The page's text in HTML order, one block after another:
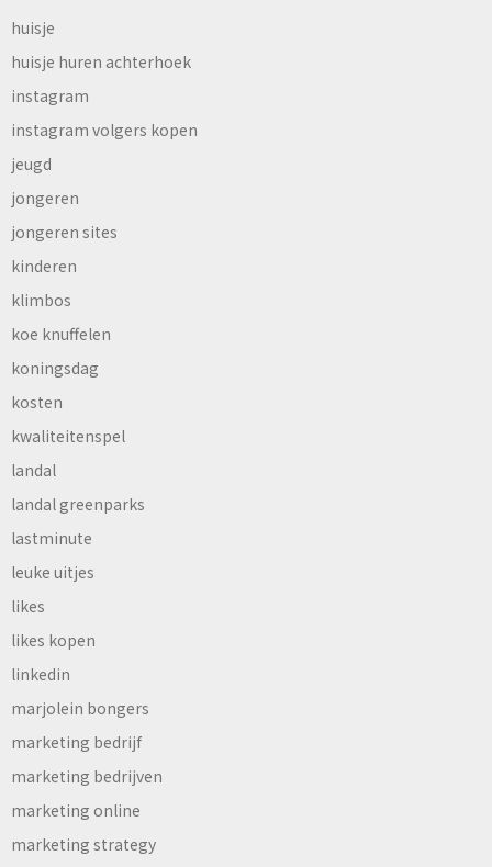
huisje
huisje huren achterhoek
instagram
instagram volgers kopen
jeugd
jongeren
jongeren sites
kinderen
klimbos
koe knuffelen
koningsdag
kosten
kwaliteitenspel
landal
landal greenparks
lastminute
leuke uitjes
likes
likes kopen
linkedin
marjolein bongers
marketing bedrijf
marketing bedrijven
marketing online
marketing strategy